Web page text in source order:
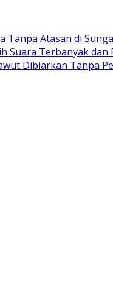
Tanpa Atasan di
Suara Terbanyak
Dibiarkan Tanpa